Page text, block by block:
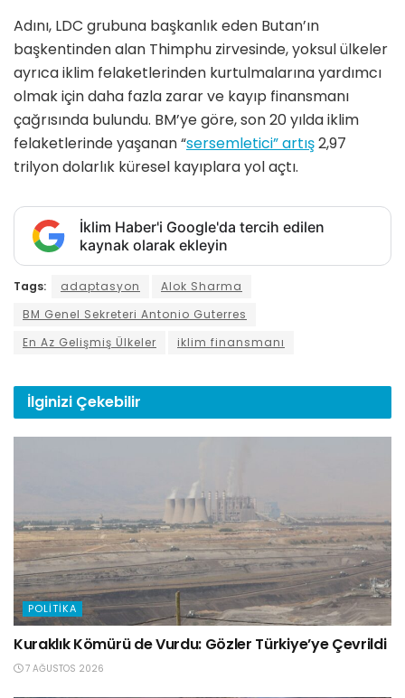
Adını, LDC grubuna başkanlık eden Butan’ın
başkentinden alan Thimphu zirvesinde, yoksul ülkeler
ayrıca iklim felaketlerinden kurtulmalarına yardımcı
olmak için daha fazla zarar ve kayıp finansmanı
çağrısında bulundu. BM’ye göre, son 20 yılda iklim
felaketlerinde yaşanan “sersemletici” artış2,97
trilyon dolarlık küresel kayıplara yol açtı.
İklim Haber'i Google'da tercih edilen
kaynak olarak ekleyin
Tags: adaptasyon
Alok Sharma
BM Genel Sekreteri Antonio Guterres
En Az Gelişmiş Ülkeler
iklim finansmanı
İlginizi Çekebilir
POLITIKA
Kuraklık Kömürü de Vurdu: Gözler Türkiye’ye Çevrildi
7 AĞUSTOS 2026